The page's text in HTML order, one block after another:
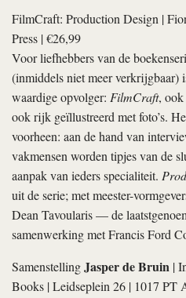
FilmCraft: Production Design |
Press | €26,99
Voor liefhebbers van de
(inmiddels niet meer verkrijgbaar)
waardige opvolger: FilmCraft, ook
ook rijk geïllustreerd met foto’s.
voorheen: aan de hand van
vakmensen worden tipjes van de
aanpak van ieders specialiteit.
uit de serie; met meester-
Dean Tavoularis — de
samenwerking met Francis Ford
SamenstellingJasper de Bruin |
Books | Leidseplein 26 | 1017 PT